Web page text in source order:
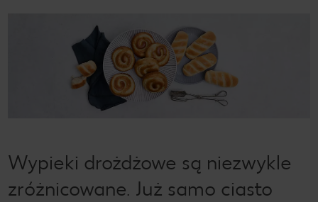
Wypieki drożdżowe są niezwykle
zróżnicowane. Już samo ciasto